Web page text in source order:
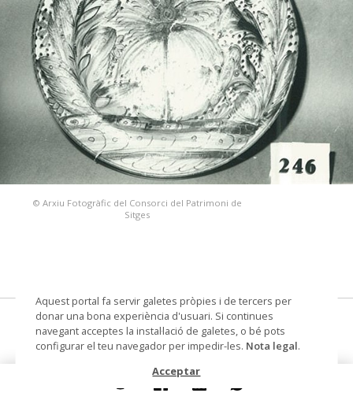
© Arxiu Fotogràfic del Consorci del Patrimoni de
Sitges
plata
Datació segle XIX
Aquest portal fa servir galetes pròpies i de tercers per
donar una bona experiència d'usuari. Si continues
navegant acceptes la instal·lació de galetes, o bé pots
configurar el teu navegador per impedir-les. Nota legal.
Acceptar